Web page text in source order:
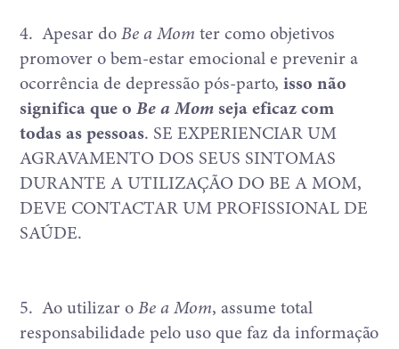
4. Apesar doBe a Mom ter como objetivos
promover o bem-estar emocional e prevenir a
ocorrência de depressão pós-parto, isso não
significa que oBe a Momseja eficaz com
todas as pessoas. SE EXPERIENCIAR UM
AGRAVAMENTO DOS SEUS SINTOMAS
DURANTE A UTILIZAÇÃO DO BE A MOM,
DEVE CONTACTAR UM PROFISSIONAL DE
SAÚDE.
5. Ao utilizar oBe a Mom, assume total
responsabilidade pelo uso que faz da informação